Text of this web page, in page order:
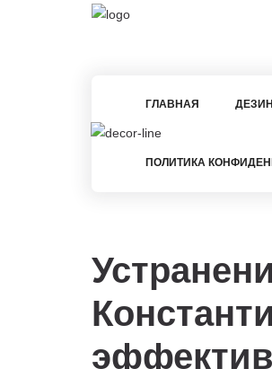
ГЛАВНАЯ
ПОЛИТИКА